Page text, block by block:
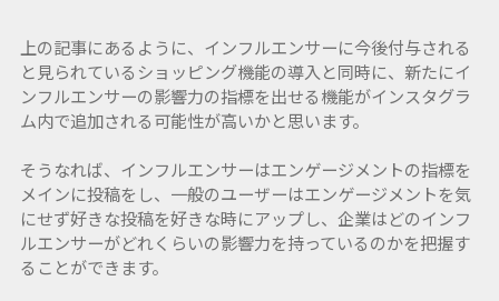
上の記事にあるように、インフルエンサーに今後付与される
と見られているショッピング機能の導入と同時に、新たにイ
ンフルエンサーの影響力の指標を出せる機能がインスタグラ
ム内で追加される可能性が高いかと思います。
そうなれば、インフルエンサーはエンゲージメントの指標を
メインに投稿をし、一般のユーザーはエンゲージメントを気
にせず好きな投稿を好きな時にアップし、企業はどのインフ
ルエンサーがどれくらいの影響力を持っているのかを把握す
ることができます。